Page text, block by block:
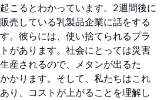
こるとわかっています。2週間後に
売している乳製品企業に話をする
。彼らには、使い捨てられるプラ
があります。社会にとっては災害
産されるので、メタンが出るた
かります。そして、私たちはこれ
り、コストが上がることを理解し